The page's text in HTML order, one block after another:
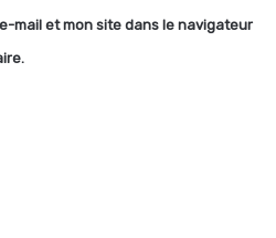
mail et mon site dans le navigateur